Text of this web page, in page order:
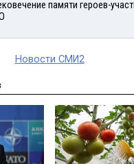
памяти героев-
Новости СМИ2